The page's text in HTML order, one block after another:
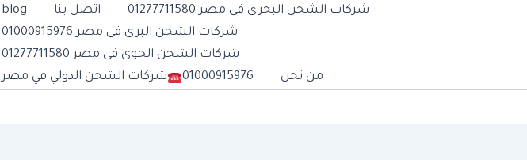
blog اتصل بنا
شركات الشحن البحري فى مصر 01277711580
شركات الشحن البرى فى مصر 01000915976
شركات الشحن الجوى فى مصر 01277711580
شركات الشحن الدولي في مصر
01000915976 من نحن